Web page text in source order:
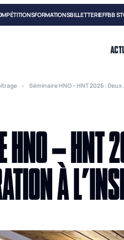
FORMATIONSBILLETTERIEFFBB
Séminaire HNO – HNT 2026 :
– HNT
À